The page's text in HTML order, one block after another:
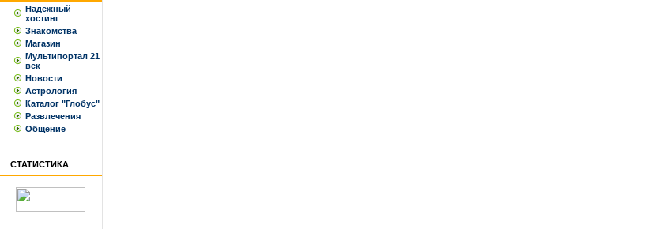
Надежный
хостинг
Знакомства
Магазин
Мультипортал 21
век
Новости
Астрология
Каталог "Глобус"
Развлечения
Общение
СТАТИСТИКА